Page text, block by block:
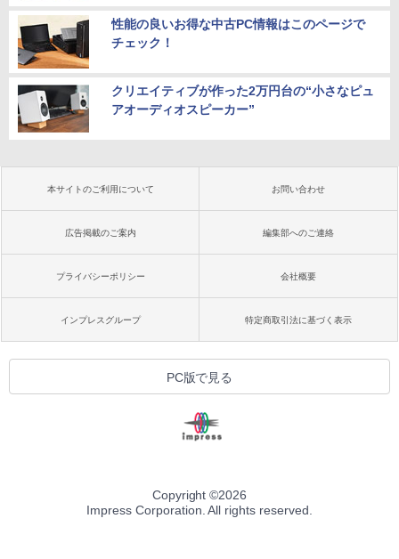
性能の良いお得な中古PC情報はこのページで
チェック！
クリエイティブが作った2万円台の“小さなピュ
アオーディオスピーカー”
本サイトのご利用について お問い合わせ
広告掲載のご案内 編集部へのご連絡
プライバシーポリシー 会社概要
インプレスグループ 特定商取引法に基づく表示
PC版で見る
Copyright ©2026
Impress Corporation. All rights reserved.